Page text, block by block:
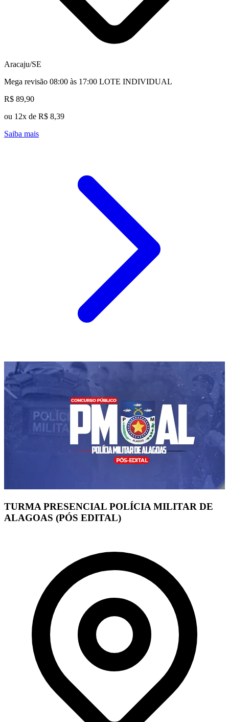
Aracaju/SE
Mega revisão 08:00 às 17:00 LOTE INDIVIDUAL
R$ 89,90
ou 12x de R$ 8,39
Saiba mais
TURMA PRESENCIAL POLÍCIA MILITAR DE
ALAGOAS (PÓS EDITAL)